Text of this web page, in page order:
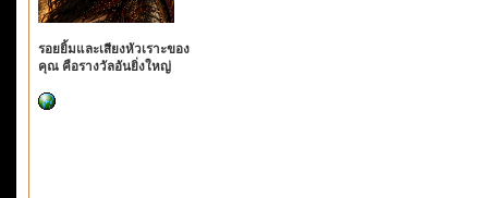
รอยยิ้มและเสียงหัวเราะของ
คุณ คือรางวัลอันยิ่งใหญ่